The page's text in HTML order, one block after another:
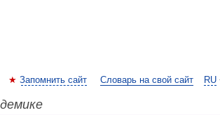
RU
Запомнить сайт Словарь на свой сайт